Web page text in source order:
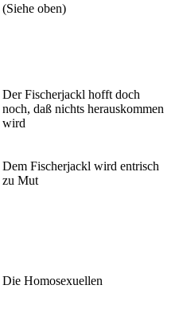
(Siehe oben)
Der Fischerjackl hofft doch
noch, daß nichts herauskommen
wird
Dem Fischerjackl wird entrisch
zu Mut
Die Homosexuellen